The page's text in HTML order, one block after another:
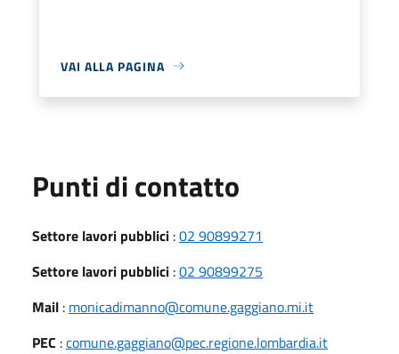
VAI ALLA PAGINA
Punti di contatto
Settore lavori pubblici :02 90899271
Settore lavori pubblici :02 90899275
Mail : monicadimanno@comune.gaggiano.mi.it
PEC :comune.gaggiano@pec.regione.lombardia.it